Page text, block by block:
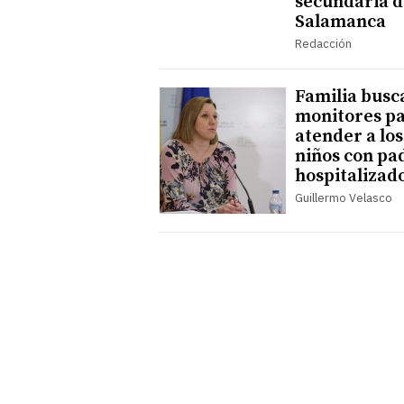
Salamanca
Redacción
Familia
monitores
atender a los
niños con
Guillermo Velasco